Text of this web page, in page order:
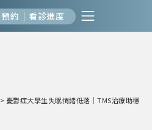
預約｜看診進度
> 憂鬱症大學生失眠情緒低落｜TMS治療助穩